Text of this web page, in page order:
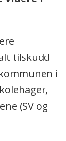
tilskudd
i
(SV og